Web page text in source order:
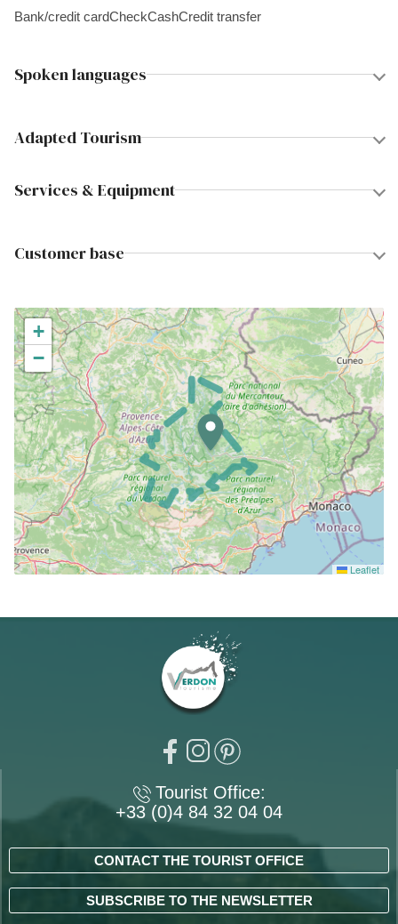
Bank/credit cardCheckCashCredit transfer
Spoken languages
Adapted Tourism
Services & Equipment
Customer base
+
−
Leaflet
Tourist Office:
+33 (0)4 84 32 04 04
CONTACT THE TOURIST OFFICE
SUBSCRIBE TO THE NEWSLETTER